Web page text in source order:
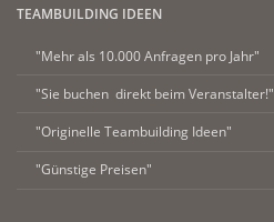
TEAMBUILDING IDEEN
"Mehr als 10.000 Anfragen pro Jahr"
"Sie buchen direkt beim Veranstalter!"
"Originelle Teambuilding Ideen"
"Günstige Preisen"